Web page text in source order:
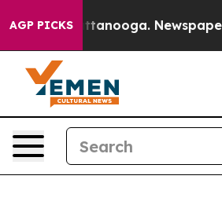
AGP PICKS
in Chattanooga. Newspaper